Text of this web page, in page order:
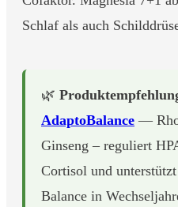
Schlaf als auch
🌿
AdaptoBalance —
Ginseng – reguliert
Cortisol und
Balance in